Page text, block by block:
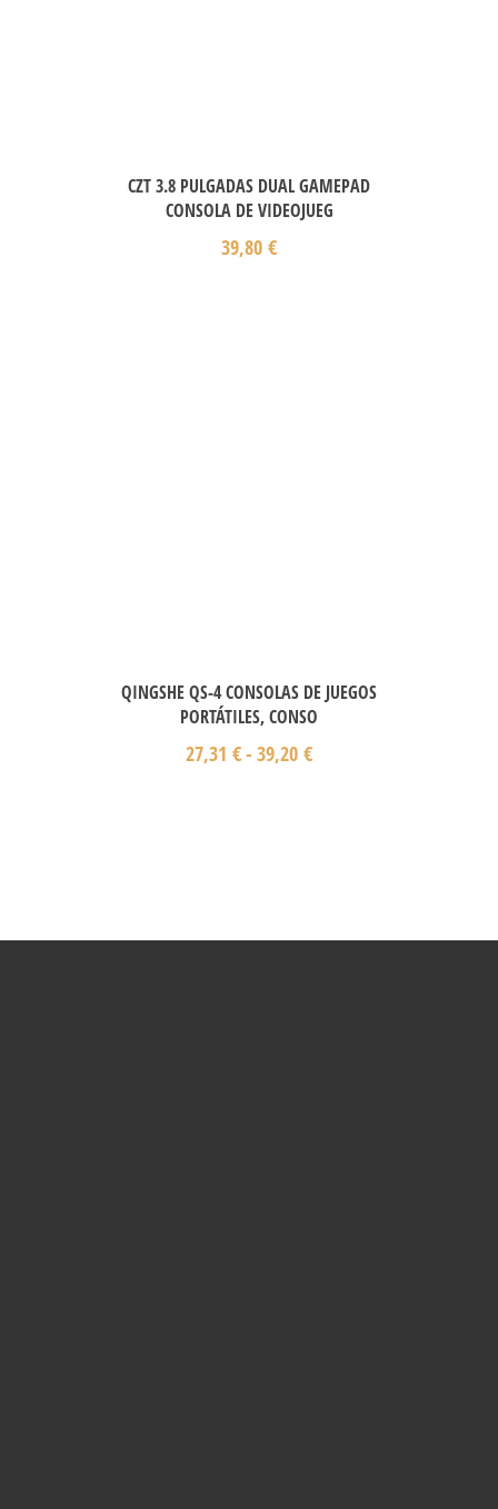
CZT 3.8 PULGADAS DUAL GAMEPAD
CONSOLA DE VIDEOJUEG
39,80 €
QINGSHE QS-4 CONSOLAS DE JUEGOS
PORTÁTILES, CONSO
27,31 €- 39,20 €